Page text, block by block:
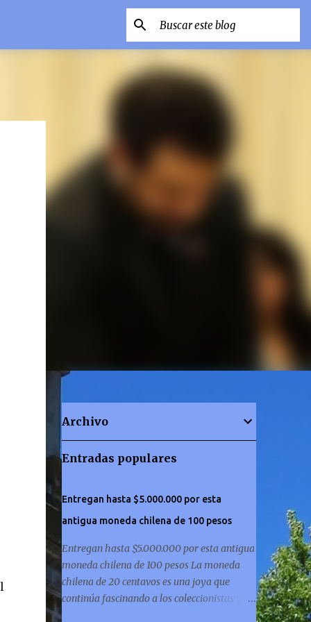
Archivo
Entradas populares
Entregan hasta $5.000.000 por esta
antigua moneda chilena de 100 pesos
Entregan hasta $5.000.000 por esta antigua
moneda chilena de 100 pesos La moneda
chilena de 20 centavos es una joya que
continúa fascinando a los coleccionistas y a
los amantes de la historia por igual. ¿Has